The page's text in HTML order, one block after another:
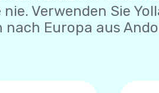
Verwenden Sie
Europa aus